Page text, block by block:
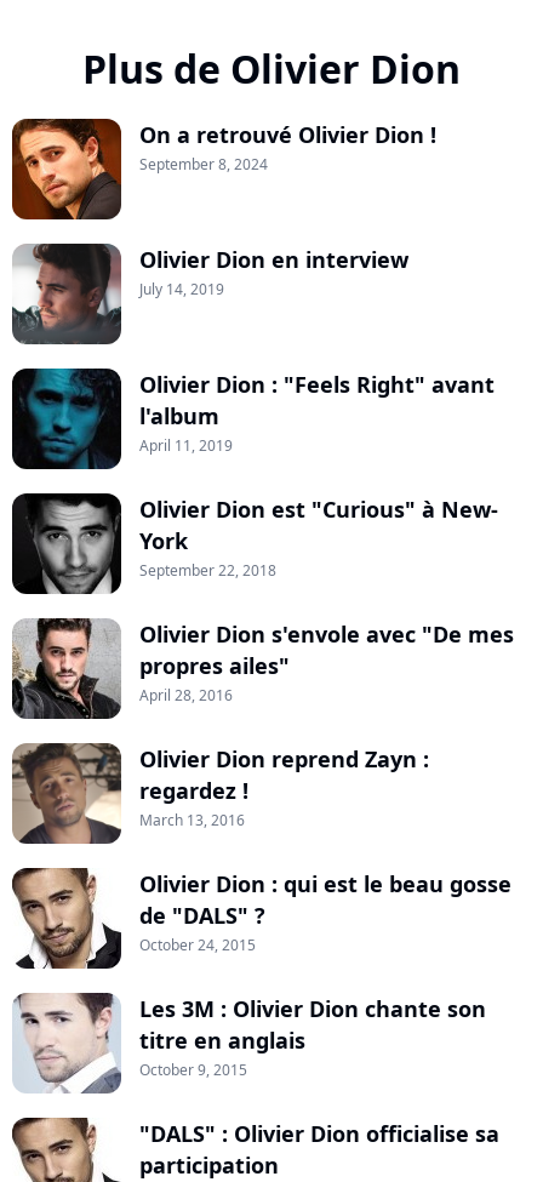
Plus de Olivier Dion
On a retrouvé Olivier Dion !
September 8, 2024
Olivier Dion en interview
July 14, 2019
Olivier Dion : "Feels Right" avant
l'album
April 11, 2019
Olivier Dion est "Curious" à New-
York
September 22, 2018
Olivier Dion s'envole avec "De mes
propres ailes"
April 28, 2016
Olivier Dion reprend Zayn :
regardez !
March 13, 2016
Olivier Dion : qui est le beau gosse
de "DALS" ?
October 24, 2015
Les 3M : Olivier Dion chante son
titre en anglais
October 9, 2015
"DALS" : Olivier Dion officialise sa
participation